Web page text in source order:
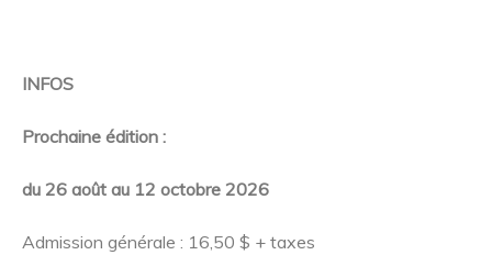
INFOS
Prochaine édition :
du 26 août au 12 octobre 2026
Admission générale : 16,50 $ + taxes